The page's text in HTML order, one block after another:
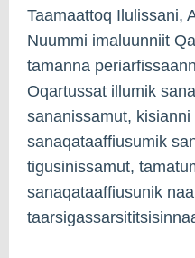
Taamaattoq Ilulissani,
Nuummi imaluunniit
tamanna
Oqartussat illumik
sananissamut,
sanaqataaffiusumik
tigusinissamut,
sanaqataaffiusunik